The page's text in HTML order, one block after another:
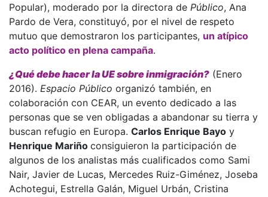
Popular), moderado por la directora de Público, Ana
Pardo de Vera, constituyó, por el nivel de respeto
mutuo que demostraron los participantes, un atípico
acto político en plena campaña.
¿Qué debe hacer la UE sobre inmigración? (Enero
2016). Espacio Público organizó también, en
colaboración con CEAR, un evento dedicado a las
personas que se ven obligadas a abandonar su tierra y
buscan refugio en Europa. Carlos Enrique Bayo y
Henrique Mariño consiguieron la participación de
algunos de los analistas más cualificados como Sami
Nair, Javier de Lucas, Mercedes Ruiz-Giménez, Joseba
Achotegui, Estrella Galán, Miguel Urbán, Cristina